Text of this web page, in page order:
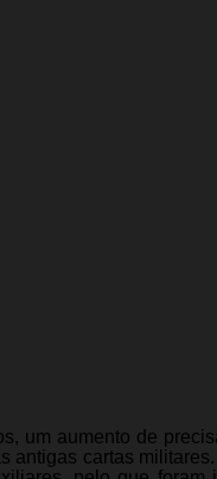
um aumento de
cartas